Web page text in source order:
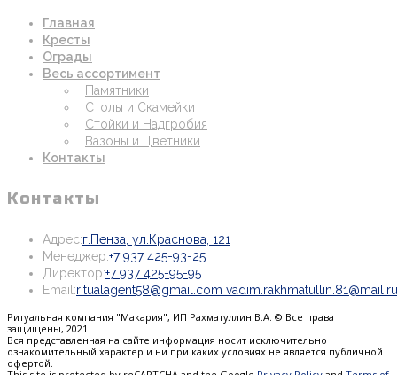
Главная
Кресты
Ограды
Весь ассортимент
Памятники
Столы и Скамейки
Стойки и Надгробия
Вазоны и Цветники
Контакты
Контакты
Адрес:г.Пенза, ул.Краснова, 121
вкладке
Менеджер:+7 937 425-93-25Откроется
вашем
Директор:+7 937 425-95-95Откроется
в
приложении
Email:ritualagent58@gmail.com vadim.rakhmatullin.81@mail.ru
Ритуальная компания "Макария", ИП Рахматуллин В.А. © Все права
защищены, 2021
Вся представленная на сайте информация носит исключительно
ознакомительный характер и ни при каких условиях не является публичной
офертой.